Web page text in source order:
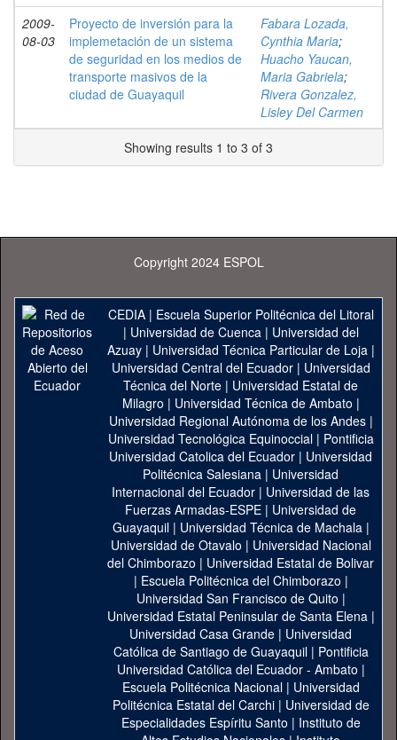
2009-
08-03
Proyecto de inversión para la
implemetación de un sistema
de seguridad en los medios de
transporte masivos de la
ciudad de Guayaquil
Fabara Lozada,
Cynthia Maria;
Huacho Yaucan,
Maria Gabriela;
Rivera Gonzalez,
Lisley Del Carmen
Showing results 1 to 3 of 3
Copyright 2024 ESPOL
CEDIA| Escuela Superior Politécnica del Litoral
| Universidad de Cuenca| Universidad del
Azuay| Universidad Técnica Particular de Loja|
Universidad Central del Ecuador| Universidad
Técnica del Norte | Universidad Estatal de
Milagro | Universidad Técnica de Ambato |
Universidad Regional Autónoma de los Andes|
Universidad Tecnológica Equinoccial| Pontificia
Universidad Catolica del Ecuador | Universidad
Politécnica Salesiana | Universidad
Internacional del Ecuador | Universidad de las
Fuerzas Armadas-ESPE | Universidad de
Guayaquil| Universidad Técnica de Machala|
Universidad de Otavalo | Universidad Nacional
del Chimborazo | Universidad Estatal de Bolivar
| Escuela Politécnica del Chimborazo |
Universidad San Francisco de Quito |
Universidad Estatal Peninsular de Santa Elena|
Universidad Casa Grande | Universidad
Católica de Santiago de Guayaquil| Pontificia
Universidad Católica del Ecuador - Ambato |
Escuela Politécnica Nacional| Universidad
Politécnica Estatal del Carchi| Universidad de
Especialidades Espíritu Santo | Instituto de